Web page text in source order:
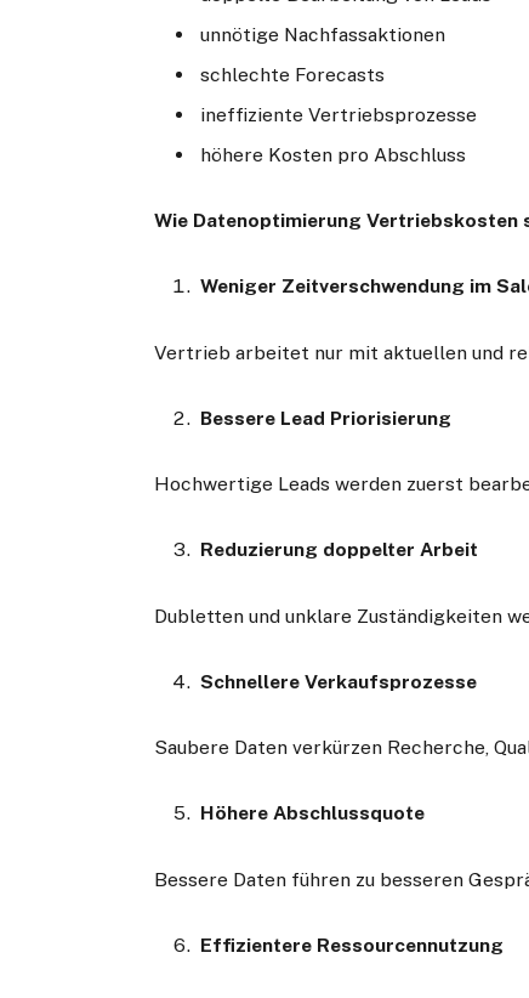
unnötige Nachfassaktionen
schlechte Forecasts
ineffiziente Vertriebsprozesse
höhere Kosten pro Abschluss
Wie Datenoptimierung Vertriebskosten
Weniger Zeitverschwendung im
Vertrieb arbeitet nur mit aktuellen und
Bessere Lead Priorisierung
Hochwertige Leads werden zuerst
Reduzierung doppelter Arbeit
Dubletten und unklare Zuständigkeiten
Schnellere Verkaufsprozesse
Saubere Daten verkürzen Recherche,
Höhere Abschlussquote
Bessere Daten führen zu besseren
Effizientere Ressourcennutzung